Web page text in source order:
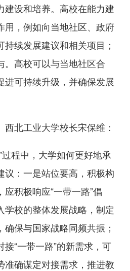
建设和培养。高校在能力建
用，例如向当地社区、政府
续发展建议和相关项目；
。高校可以与当地社区合
进可持续升级，并确保发展
西北工业大学校长宋保维：
过程中，大学如何更好地承
议：一是站位要高，积极构
积极响应“一带一路”倡
学校的整体发展战略，制定
保与国家战略同频共振；
“一带一路”的新需求，可
准确谋定对接需求，推进教